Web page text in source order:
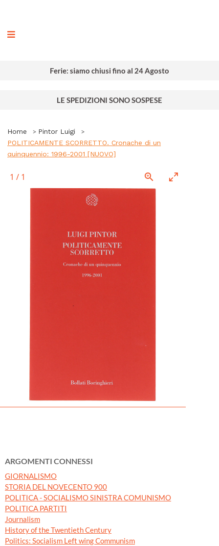
Ferie: siamo chiusi fino al 24 Agosto
LE SPEDIZIONI SONO SOSPESE
Home
Pintor Luigi
POLITICAMENTE SCORRETTO. Cronache di un
quinquennio: 1996-2001 [NUOVO]
1 / 1
ARGOMENTI CONNESSI
GIORNALISMO
STORIA DEL NOVECENTO 900
POLITICA - SOCIALISMO SINISTRA COMUNISMO
POLITICA PARTITI
Journalism
History of the Twentieth Century
Politics: Socialism Left wing Communism